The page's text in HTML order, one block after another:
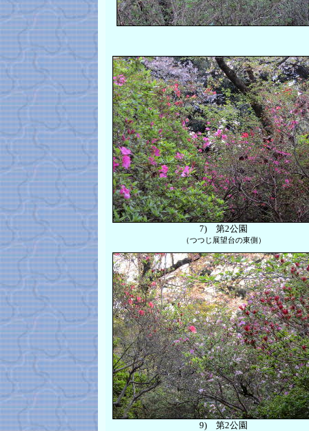
7) 第2公園
（つつじ展望台の東側）
9) 第2公園